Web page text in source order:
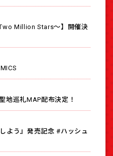
Two Million Stars〜】開催決
地巡礼MAP配布決定！
よう』発売記念 #ハッシュ